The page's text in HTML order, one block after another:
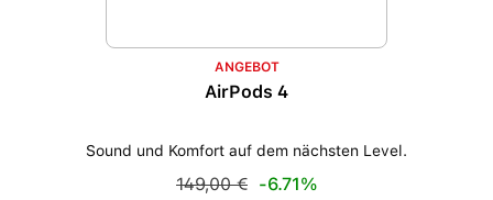
ANGEBOT
AirPods 4
Sound und Komfort auf dem nächsten Level.
Verkaufspreis:
Regulärer Preis:
149,00 € -6.71%